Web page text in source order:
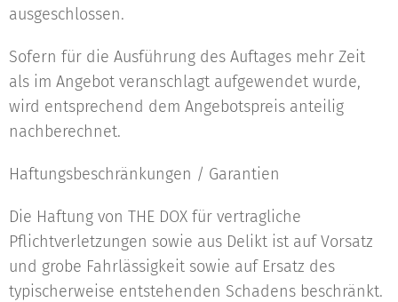
ausgeschlossen.
Sofern für die Ausführung des Auftages mehr Zeit
als im Angebot veranschlagt aufgewendet wurde,
wird entsprechend dem Angebotspreis anteilig
nachberechnet.
Haftungsbeschränkungen / Garantien
Die Haftung von THE DOX für vertragliche
Pflichtverletzungen sowie aus Delikt ist auf Vorsatz
und grobe Fahrlässigkeit sowie auf Ersatz des
typischerweise entstehenden Schadens beschränkt.